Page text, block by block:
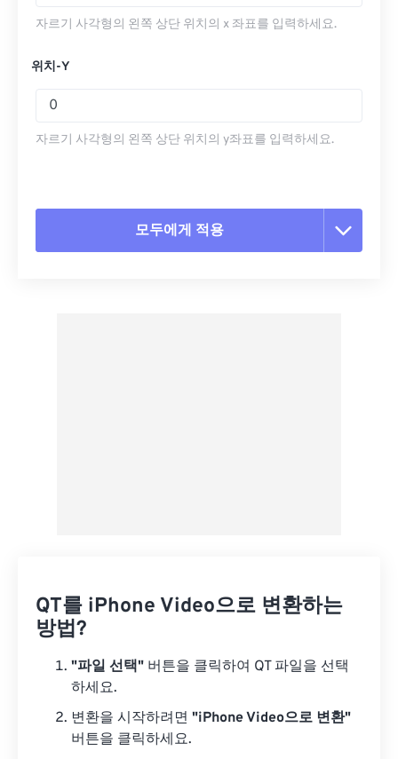
자르기 사각형의 왼쪽 상단 위치의 x 좌표를 입력하세요.
위치-Y
자르기 사각형의 왼쪽 상단 위치의 y좌표를 입력하세요.
모두에게 적용
QT를 iPhone Video으로 변환하는
방법?
"파일 선택" 버튼을 클릭하여 QT 파일을 선택
하세요.
변환을 시작하려면 "iPhone Video으로 변환"
버튼을 클릭하세요.